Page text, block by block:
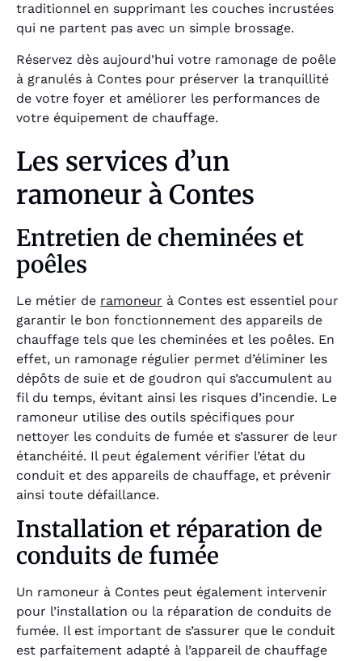
traditionnel en supprimant les couches incrustées
qui ne partent pas avec un simple brossage.
Réservez dès aujourd’hui votre ramonage de poêle
à granulés à Contes pour préserver la tranquillité
de votre foyer et améliorer les performances de
votre équipement de chauffage.
Les services d’un
ramoneur à Contes
Entretien de cheminées et
poêles
Le métier de ramoneur à Contes est essentiel pour
garantir le bon fonctionnement des appareils de
chauffage tels que les cheminées et les poêles. En
effet, un ramonage régulier permet d’éliminer les
dépôts de suie et de goudron qui s’accumulent au
fil du temps, évitant ainsi les risques d’incendie. Le
ramoneur utilise des outils spécifiques pour
nettoyer les conduits de fumée et s’assurer de leur
étanchéité. Il peut également vérifier l’état du
conduit et des appareils de chauffage, et prévenir
ainsi toute défaillance.
Installation et réparation de
conduits de fumée
Un ramoneur à Contes peut également intervenir
pour l’installation ou la réparation de conduits de
fumée. Il est important de s’assurer que le conduit
est parfaitement adapté à l’appareil de chauffage